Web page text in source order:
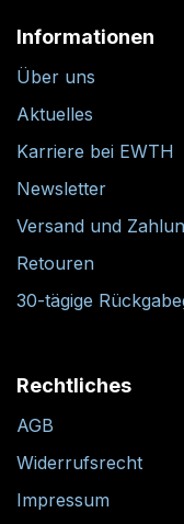
Informationen
Über uns
Aktuelles
Karriere bei EWTH
Newsletter
Versand und
Retouren
30-tägige
Rechtliches
AGB
Widerrufsrecht
Impressum